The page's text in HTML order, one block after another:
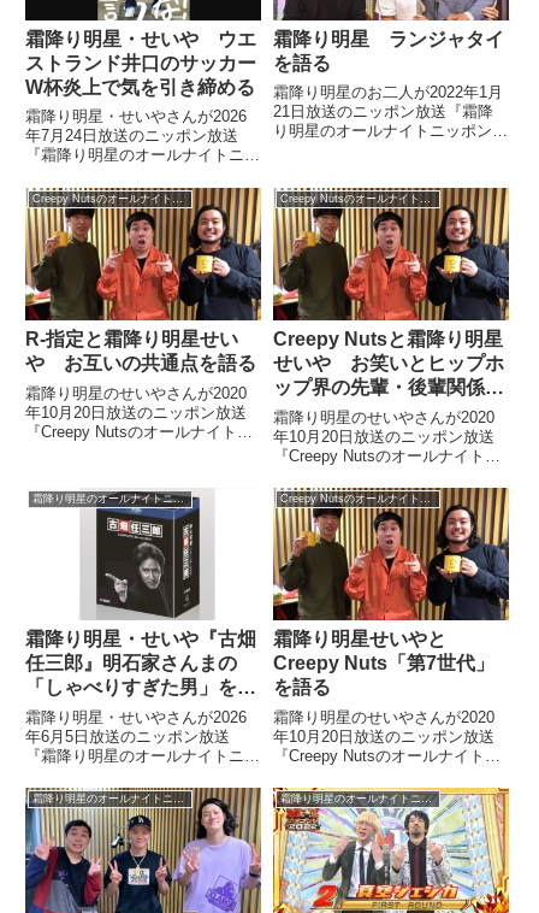
霜降り明星・せいや ウエ
ストランド井口のサッカー
W杯炎上で気を引き締める
霜降り明星・せいやさんが2026
年7月24日放送のニッポン放送
『霜降り明星のオールナイトニッ
さんがサッカーワールドカップの
際にサッカー評論家を批判し炎上
した件についてトーク。自身がサ
ッカー仕事の際に心がけているこ
とを話し、「気が引き締まる」と
話していました。
霜降り明星 ランジャタイ
を語る
霜降り明星のお二人が2022年1月
21日放送のニッポン放送『霜降
り明星のオールナイトニッポン』
R-指定と霜降り明星せい
や お互いの共通点を語る
霜降り明星のせいやさんが2020
年10月20日放送のニッポン放送
『Creepy Nutsのオールナイトニ
お二人と話していました。
Creepy Nutsのオールナイトニ
Creepy Nutsと霜降り明星
せいや お笑いとヒップホ
ップ界の先輩・後輩関係を
語る
霜降り明星のせいやさんが2020
年10月20日放送のニッポン放送
『Creepy Nutsのオールナイトニ
のお二人とお笑い界とヒップホッ
プ界の先輩・後輩関係の違いにつ
いて話していました。Creepy
N...
霜降り明星のオールナイトニッポン
霜降り明星・せいや『古畑
任三郎』明石家さんまの
「しゃべりすぎた男」を語
る
霜降り明星・せいやさんが2026
年6月5日放送のニッポン放送
『霜降り明星のオールナイトニッ
畑任三郎』がNetflixで配信開始と
なった件についてトーク。あまり
古畑を通っていない粗品さんにお
すすめエピソードを話す中で明石
家さんまさんの「しゃべりすぎた
男」を紹介していました。
霜降り明星せいやと
Creepy Nuts「第7世代」
を語る
霜降り明星のせいやさんが2020
年10月20日放送のニッポン放送
『Creepy Nutsのオールナイトニ
のお二人と「第7世代」について
話していました。Creepy Nutsの
オールナイトニッポン0、今...
霜降り明星のオールナイトニッポン 霜降り明星のオールナイトニッポン